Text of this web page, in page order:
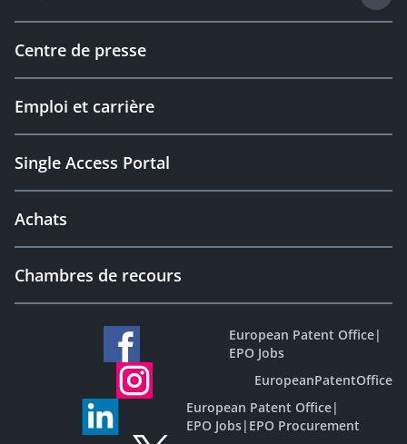
Centre de presse
Emploi et carrière
Single Access Portal
Achats
Chambres de recours
European Patent Office|
EPO Jobs
EuropeanPatentOffice
European Patent Office|
EPO Jobs| EPO Procurement